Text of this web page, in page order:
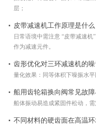
层；
皮带减速机工作原理是什
日常语境中需注意 “皮带减速
作为减速元件。
齿形优化对三环减速机的
量化效果：同等体积下噪振水
船用齿轮箱换向阀常见故
船体振动易造成紧固件松动，
不同材料的硬齿面在高温